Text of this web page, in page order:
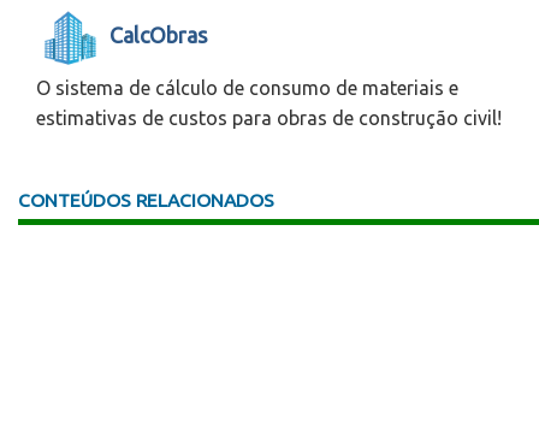
CalcObras
O sistema de cálculo de consumo de materiais e
estimativas de custos para obras de construção civil!
CONTEÚDOS RELACIONADOS